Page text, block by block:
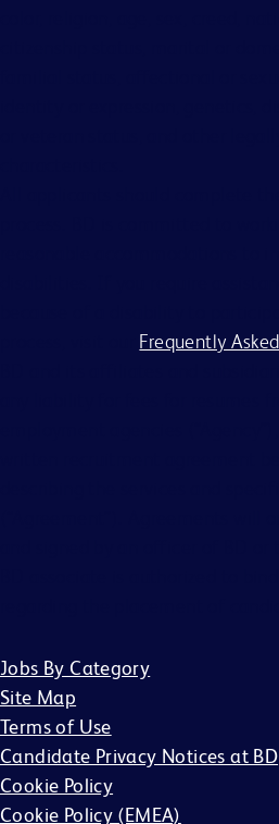
Frequently
Jobs By Category
Site Map
Terms of Use
Candidate Privacy Notices at BD
Cookie Policy
Cookie Policy (EMEA)